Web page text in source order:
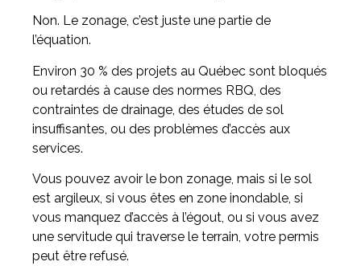
Non. Le zonage, c’est juste une partie de
l’équation.
Environ 30 % des projets au Québec sont bloqués
ou retardés à cause des normes RBQ, des
contraintes de drainage, des études de sol
insuffisantes, ou des problèmes d’accès aux
services.
Vous pouvez avoir le bon zonage, mais si le sol
est argileux, si vous êtes en zone inondable, si
vous manquez d’accès à l’égout, ou si vous avez
une servitude qui traverse le terrain, votre permis
peut être refusé.